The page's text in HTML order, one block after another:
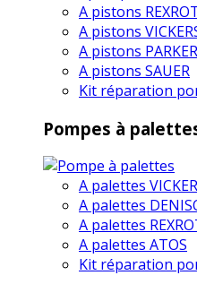
A pistons
A pistons
A pistons PARKER
A pistons SAUER
Kit réparation
Pompes à
A palettes
A palettes
A palettes
A palettes ATOS
Kit réparation